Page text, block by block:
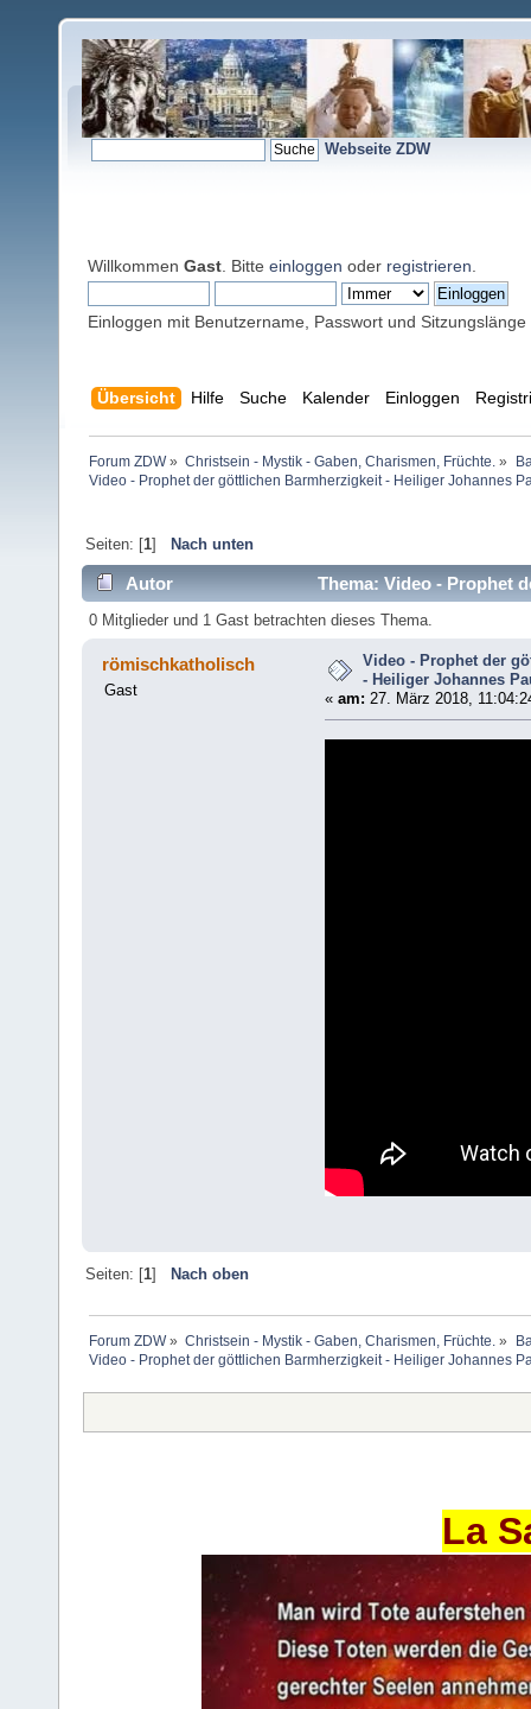
Webseite ZDW
Willkommen Gast . Bitte einloggen oder registrieren
Einloggen mit Benutzername, Passwort und Sitzungslänge
Übersicht Hilfe Suche Kalender Einloggen
Forum ZDW» Christsein - Mystik - Gaben, Charismen, Früchte. »
Video - Prophet der göttlichen Barmherzigkeit - Heiliger Johannes
Seiten: [1] Nach unten
Autor
Thema: Video - Prophet
(Gelesen 6026 mal)
0 Mitglieder und 1 Gast betrachten dieses Thema.
römischkatholisch
Gast
Video - Prophet der
- Heiliger Johannes
« am: 27. März 2018,
Seiten: [1] Nach oben
Forum ZDW» Christsein - Mystik - Gaben, Charismen, Früchte. »
Video - Prophet der göttlichen Barmherzigkeit - Heiliger Johannes
La